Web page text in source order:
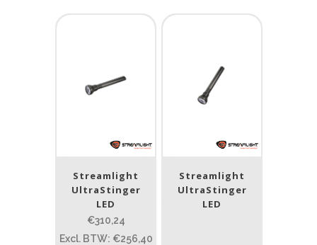
Streamlight
UltraStinger
LED
€310,24
Excl. BTW: €256,40
Streamlight
UltraStinger
LED